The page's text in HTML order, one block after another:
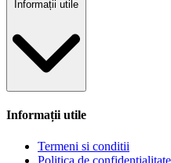
Informații utile
Informații utile
Termeni si conditii
Politica de confidentialitate